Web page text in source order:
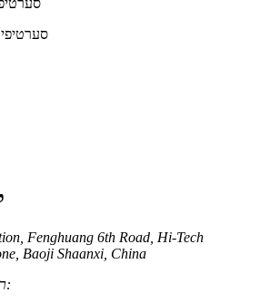
Fenghuang 6th Road, Hi-Tech
Baoji Shaanxi, China
רופט אונז יעצט אן: